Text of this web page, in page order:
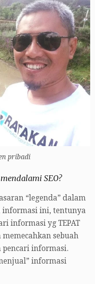
pribadi
SEO?
“legenda” dalam
informasi ini, tentunya
informasi yg TEPAT
sebuah
pencari informasi.
informasi